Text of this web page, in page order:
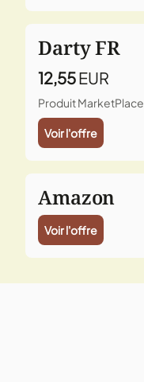
Darty FR
12,55EUR
Produit MarketPlace
Voir l'offre
Amazon
Voir l'offre